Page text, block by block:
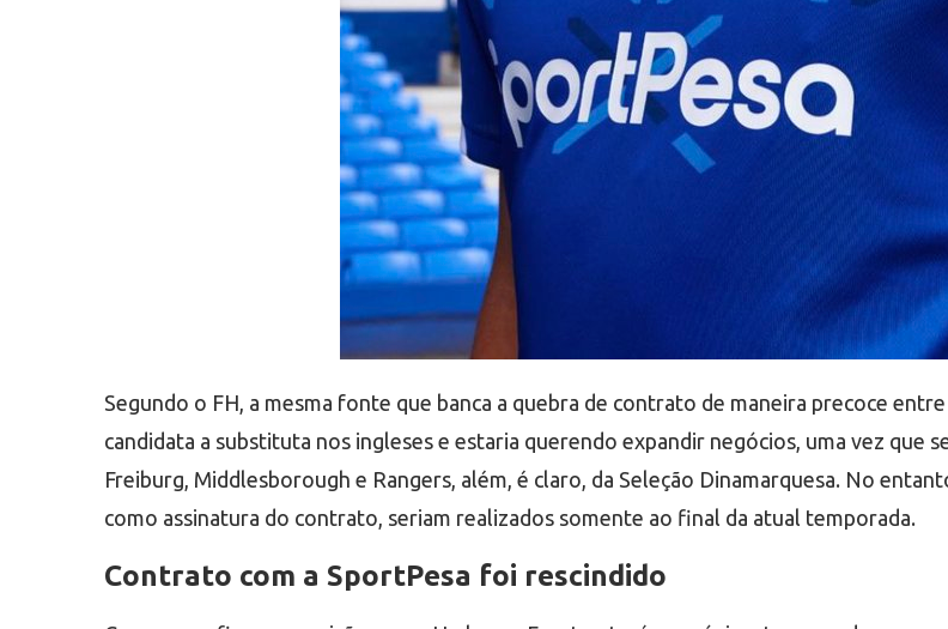
Segundo o FH, a mesma fonte que banca a quebra de contrato de maneira precoce
candidata a substituta nos ingleses e estaria querendo expandir negócios, uma vez que
Freiburg, Middlesborough e Rangers, além, é claro, da Seleção Dinamarquesa. No
como assinatura do contrato, seriam realizados somente ao final da atual temporada.
Contrato com a SportPesa foi rescindido